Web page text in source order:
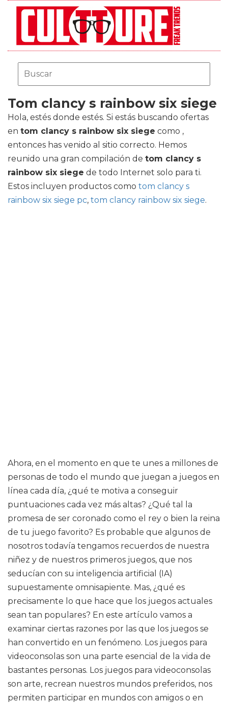
Tom clancy s rainbow six siege
Hola, estés donde estés. Si estás buscando ofertas
en tom clancy s rainbow six siege como ,
entonces has venido al sitio correcto. Hemos
reunido una gran compilación de tom clancy s
rainbow six siege de todo Internet solo para ti.
Estos incluyen productos como tom clancy s
rainbow six siege pc, tom clancy rainbow six siege.
Ahora, en el momento en que te unes a millones de
personas de todo el mundo que juegan a juegos en
línea cada día, ¿qué te motiva a conseguir
puntuaciones cada vez más altas? ¿Qué tal la
promesa de ser coronado como el rey o bien la reina
de tu juego favorito? Es probable que algunos de
nosotros todavía tengamos recuerdos de nuestra
niñez y de nuestros primeros juegos, que nos
seducían con su inteligencia artificial (IA)
supuestamente omnisapiente. Mas, ¿qué es
precisamente lo que hace que los juegos actuales
sean tan populares? En este artículo vamos a
examinar ciertas razones por las que los juegos se
han convertido en un fenómeno. Los juegos para
videoconsolas son una parte esencial de la vida de
bastantes personas. Los juegos para videoconsolas
son arte, recrean nuestros mundos preferidos, nos
permiten participar en mundos con amigos o en